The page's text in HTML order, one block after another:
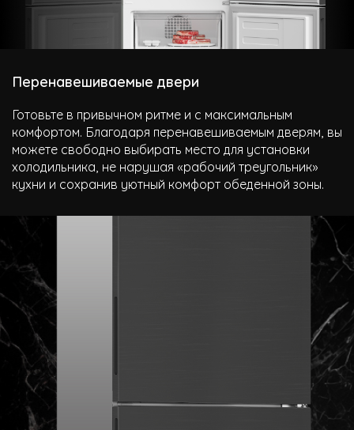
Перенавешиваемые двери
Готовьте в привычном ритме и с максимальным
комфортом. Благодаря перенавешиваемым дверям, вы
можете свободно выбирать место для установки
холодильника, не нарушая «рабочий треугольник»
кухни и сохранив уютный комфорт обеденной зоны.